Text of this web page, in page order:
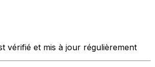
vérifié et mis à jour régulièrement